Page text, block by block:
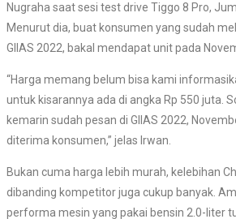
Nugraha saat sesi test drive Tiggo 8 Pro,
Menurut dia, buat konsumen yang sudah
GIIAS 2022, bakal mendapat unit pada
“Harga memang belum bisa kami
untuk kisarannya ada di angka Rp 550 juta.
kemarin sudah pesan di GIIAS 2022,
diterima konsumen,” jelas Irwan.
Bukan cuma harga lebih murah, kelebihan
dibanding kompetitor juga cukup banyak.
performa mesin yang pakai bensin 2.0-liter